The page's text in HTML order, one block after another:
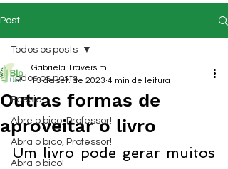
Post
Todos os posts
Poesia
Abre o bico, Professor!
Abra o bico, Professor!
Abra o bico!
Todos os posts
Outras formas de
aproveitar o livro
Gabriela Traversim
13 de set. de 2023 4 min de leitura
Um livro pode gerar muitos